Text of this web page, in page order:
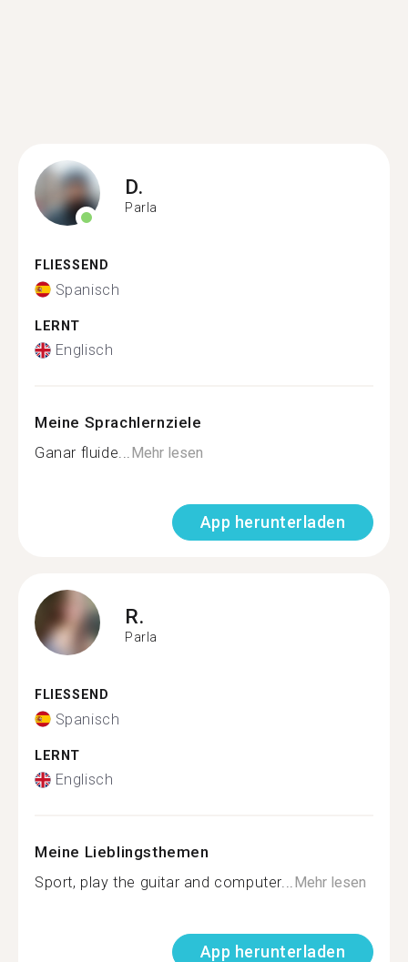
D.
Parla
FLIESSEND
Spanisch
LERNT
Englisch
Meine Sprachlernziele
Ganar fluide...Mehr lesen
App herunterladen
R.
Parla
FLIESSEND
Spanisch
LERNT
Englisch
Meine Lieblingsthemen
Sport, play the guitar and computer...Mehr lesen
App herunterladen